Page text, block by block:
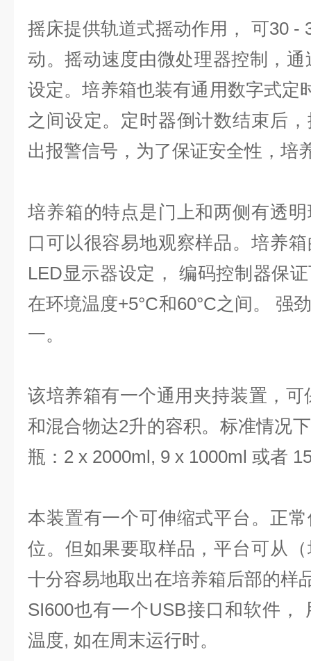
摇床提供轨道式摇动作用， 可30 -
动。摇动速度由微处理器控制，
设定。培养箱也装有通用数字式定
之间设定。定时器倒计数结束后
出报警信号，为了保证安全性，培
培养箱的特点是门上和两侧有透
口可以很容易地观察样品。培养
LED显示器设定， 编码控制器保
在环境温度+5°C和60°C之间。 强
一。
该培养箱有一个通用夹持装置，
和混合物达2升的容积。标准情况
瓶：2 x 2000ml, 9 x 1000ml 或者
本装置有一个可伸缩式平台。正
位。但如果要取样品，平台可从
十分容易地取出在培养箱后部的样
SI600也有一个USB接口和软件，
温度, 如在周末运行时。